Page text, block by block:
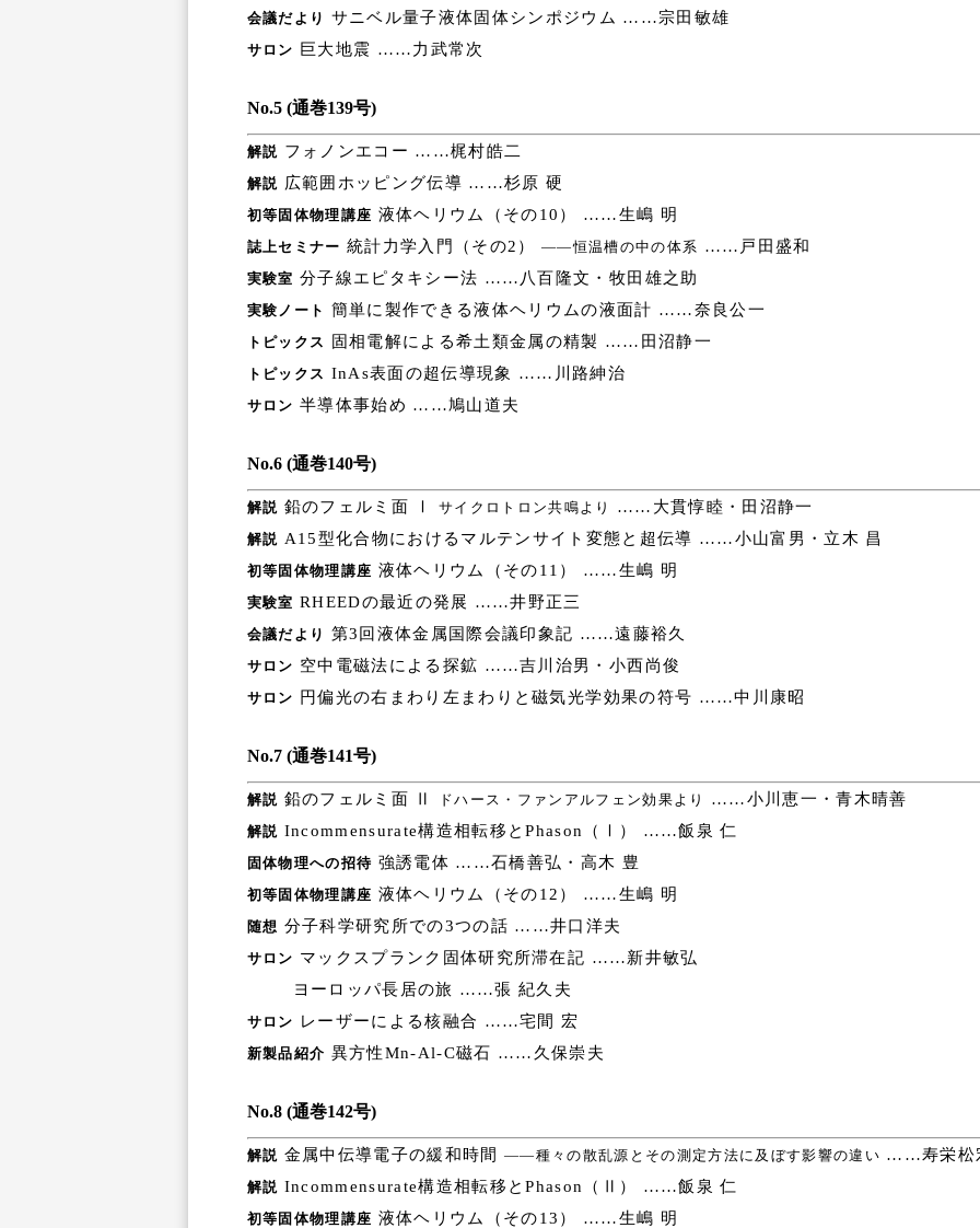
会議だより サニベル量子液体固体シンポジウム ……宗田敏雄
サロン 巨大地震 ……力武常次
No.5 (通巻139号)
解説 フォノンエコー ……梶村皓二
解説 広範囲ホッピング伝導 ……杉原 硬
初等固体物理講座 液体ヘリウム（その10） ……生嶋 明
誌上セミナー 統計力学入門（その2） ――恒温槽の中の体系 ……戸田盛和
実験室 分子線エピタキシー法 ……八百隆文・牧田雄之助
実験ノート 簡単に製作できる液体ヘリウムの液面計 ……奈良公一
トピックス 固相電解による希土類金属の精製 ……田沼静一
トピックス InAs表面の超伝導現象 ……川路紳治
サロン 半導体事始め ……鳩山道夫
No.6 (通巻140号)
解説 鉛のフェルミ面 Ⅰ サイクロトロン共鳴より ……大貫惇睦・田沼静一
解説 A15型化合物におけるマルテンサイト変態と超伝導 ……小山富男・立木 昌
初等固体物理講座 液体ヘリウム（その11） ……生嶋 明
実験室 RHEEDの最近の発展 ……井野正三
会議だより 第3回液体金属国際会議印象記 ……遠藤裕久
サロン 空中電磁法による探鉱 ……吉川治男・小西尚俊
サロン 円偏光の右まわり左まわりと磁気光学効果の符号 ……中川康昭
No.7 (通巻141号)
解説 鉛のフェルミ面 Ⅱ ドハース・ファンアルフェン効果より ……小川恵一・青木晴善
解説 Incommensurate構造相転移とPhason（Ⅰ） ……飯泉 仁
固体物理への招待 強誘電体 ……石橋善弘・高木 豊
初等固体物理講座 液体ヘリウム（その12） ……生嶋 明
随想 分子科学研究所での3つの話 ……井口洋夫
サロン マックスプランク固体研究所滞在記 ……新井敏弘
ヨーロッパ長居の旅 ……張 紀久夫
サロン レーザーによる核融合 ……宅間 宏
新製品紹介 異方性Mn-Al-C磁石 ……久保崇夫
No.8 (通巻142号)
解説 金属中伝導電子の緩和時間 ――種々の散乱源とその測定方法に及ぼす影響の違い ……寿栄松
解説 Incommensurate構造相転移とPhason（Ⅱ） ……飯泉 仁
初等固体物理講座 液体ヘリウム（その13） ……生嶋 明